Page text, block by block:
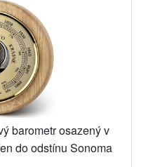
barometr osazený v
do odstínu Sonoma